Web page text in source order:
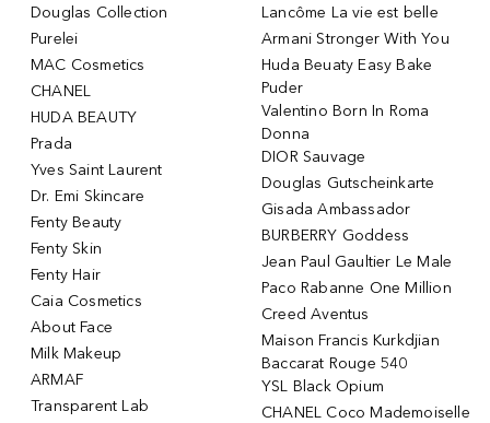
Douglas Collection
Purelei
MAC Cosmetics
CHANEL
HUDA BEAUTY
Prada
Yves Saint Laurent
Dr. Emi Skincare
Fenty Beauty
Fenty Skin
Fenty Hair
Caia Cosmetics
About Face
Milk Makeup
ARMAF
Transparent Lab
Lancôme La vie est belle
Armani Stronger With You
Huda Beuaty Easy Bake
Puder
Valentino Born In Roma
Donna
DIOR Sauvage
Douglas Gutscheinkarte
Gisada Ambassador
BURBERRY Goddess
Jean Paul Gaultier Le Male
Paco Rabanne One Million
Creed Aventus
Maison Francis Kurkdjian
Baccarat Rouge 540
YSL Black Opium
CHANEL Coco Mademoiselle